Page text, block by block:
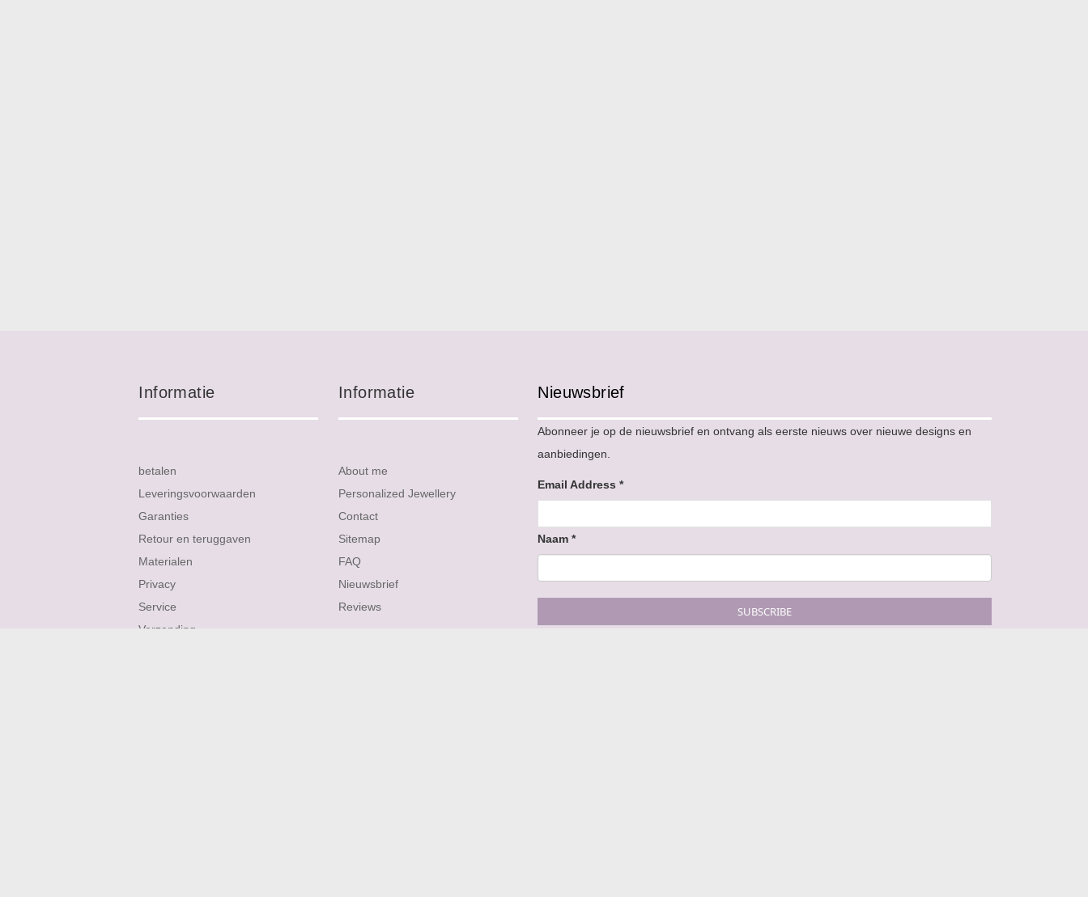
Informatie
betalen
Leveringsvoorwaarden
Garanties
Retour en teruggaven
Materialen
Privacy
Service
Verzending
Informatie
About me
Personalized Jewellery
Contact
Sitemap
FAQ
Nieuwsbrief
Reviews
Nieuwsbrief
Abonneer je op de nieuwsbrief en ontvang als eerste nieuws over nieuwe designs en
aanbiedingen.
Email Address*
Naam*